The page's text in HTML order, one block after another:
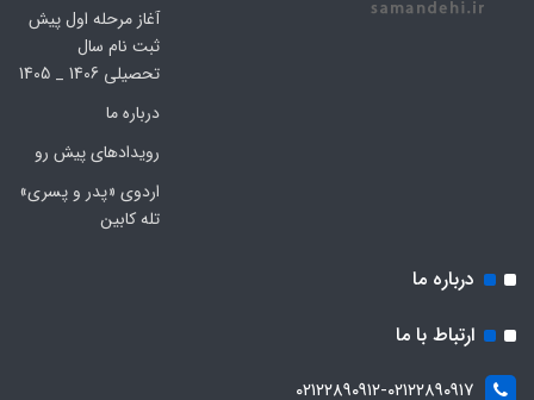
آغاز مرحله اول پیش
ثبت نام سال
تحصیلی 1406 _ 1405
درباره ما
رویدادهای پیش رو
اردوی «پدر و پسری»
تله کابین
درباره ما
ارتباط با ما
۰۲۱۲۲۸۹۰۹۱۲-۰۲۱۲۲۸۹۰۹۱۷